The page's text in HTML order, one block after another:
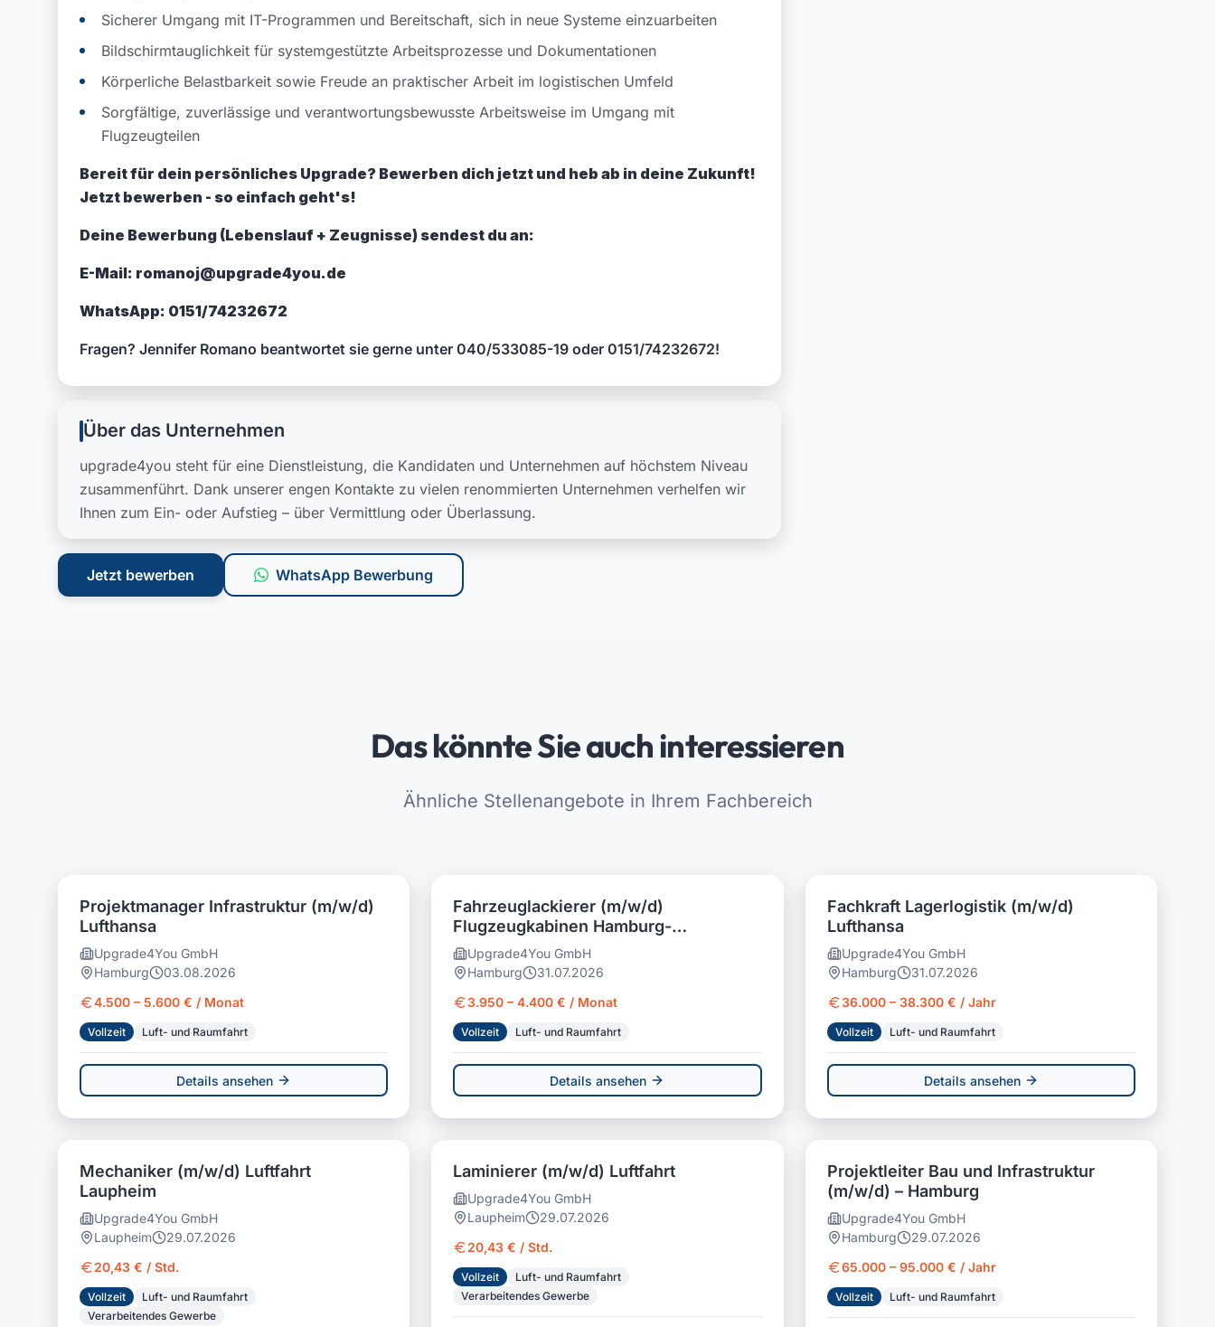
Sicherer Umgang mit IT-Programmen und Bereitschaft, sich in neue Systeme einzuarbeiten
Bildschirmtauglichkeit für systemgestützte Arbeitsprozesse und Dokumentationen
Körperliche Belastbarkeit sowie Freude an praktischer Arbeit im logistischen Umfeld
Sorgfältige, zuverlässige und verantwortungsbewusste Arbeitsweise im Umgang mit
Flugzeugteilen
Bereit für dein persönliches Upgrade? Bewerben dich jetzt und heb ab in deine Zukunft!
Jetzt bewerben - so einfach geht's!
Deine Bewerbung (Lebenslauf + Zeugnisse) sendest du an:
E-Mail: romanoj@upgrade4you.de
WhatsApp: 0151/74232672
Fragen? Jennifer Romano beantwortet sie gerne unter 040/533085-19 oder 0151/74232672!
Über das Unternehmen
upgrade4you steht für eine Dienstleistung, die Kandidaten und Unternehmen auf höchstem Niveau
zusammenführt. Dank unserer engen Kontakte zu vielen renommierten Unternehmen verhelfen wir
Ihnen zum Ein- oder Aufstieg – über Vermittlung oder Überlassung.
Jetzt bewerben WhatsApp Bewerbung
Das könnte Sie auch interessieren
Ähnliche Stellenangebote in Ihrem Fachbereich
Projektmanager Infrastruktur (m/w/d)
Lufthansa
Upgrade4You GmbH
Hamburg
03.08.2026
4.500 – 5.600 € / Monat
Vollzeit Luft- und Raumfahrt
Details ansehen
Fahrzeuglackierer (m/w/d)
Flugzeugkabinen Hamburg-
Finkenwerder
Upgrade4You GmbH
Hamburg
31.07.2026
3.950 – 4.400 € / Monat
Vollzeit Luft- und Raumfahrt
Details ansehen
Fachkraft Lagerlogistik (m/w/d)
Lufthansa
Upgrade4You GmbH
Hamburg
31.07.2026
36.000 – 38.300 € / Jahr
Vollzeit Luft- und Raumfahrt
Details ansehen
Mechaniker (m/w/d) Luftfahrt
Laupheim
Upgrade4You GmbH
Laupheim
29.07.2026
20,43 € / Std.
Vollzeit
Luft- und Raumfahrt
Verarbeitendes Gewerbe
Laminierer (m/w/d) Luftfahrt
Upgrade4You GmbH
Laupheim
29.07.2026
20,43 € / Std.
Vollzeit
Luft- und Raumfahrt
Verarbeitendes Gewerbe
Projektleiter Bau und Infrastruktur
(m/w/d) – Hamburg
Upgrade4You GmbH
Hamburg
29.07.2026
65.000 – 95.000 € / Jahr
Vollzeit Luft- und Raumfahrt